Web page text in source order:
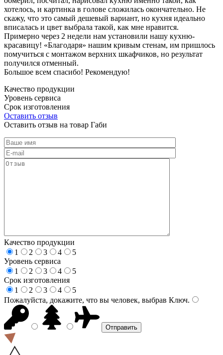
хотелось, и картинка в голове сложилась окончательно. Не
скажу, что это самый дешевый вариант, но кухня идеально
вписалась и цвет выбрала такой, как мне нравится.
Примерно через 2 недели нам установили нашу кухню-
красавицу! «Благодаря» нашим кривым стенам, им пришлось
помучиться с монтажом верхних шкафчиков, но результат
получился отменный.
Большое всем спасибо! Рекомендую!
Качество продукции
Уровень сервиса
Срок изготовления
Оставить отзыв
Оставить отзыв на товар Габи
Качество продукции
1
2 3 4
5
Уровень сервиса
1
2 3 4
5
Срок изготовления
1
2 3 4
5
Пожалуйста, докажите, что вы человек, выбрав Ключ.